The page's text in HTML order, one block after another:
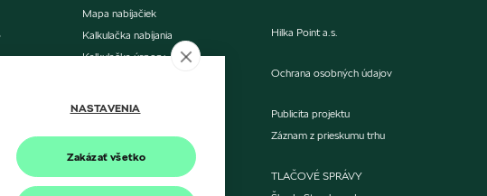
Mapa nabíjačiek
Kalkulačka nabíjania
Kalkulačka úspory
Nabíjanie doma alebo v práci
Verejné nabíjanie
Hilka Point a.s.
Ochrana osobných údajov
Publicita projektu
Záznam z prieskumu trhu
TLAČOVÉ SPRÁVY
NASTAVENIA
Zakázať všetko